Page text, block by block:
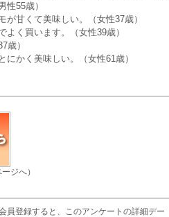
55歳）
甘くて美味しい。（女性37歳）
く買います。（女性39歳）
歳）
かく美味しい。（女性61歳）
ジへ）
員登録すると、このアンケートの詳細デー